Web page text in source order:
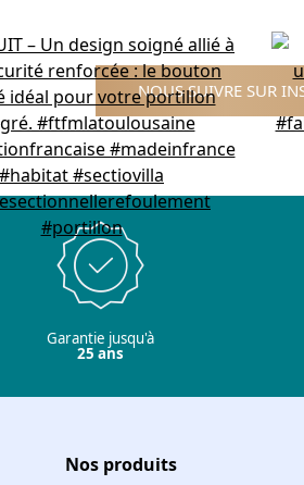
NOUS SUIVRE SUR
Garantie jusqu'à
25 ans
Nos produits